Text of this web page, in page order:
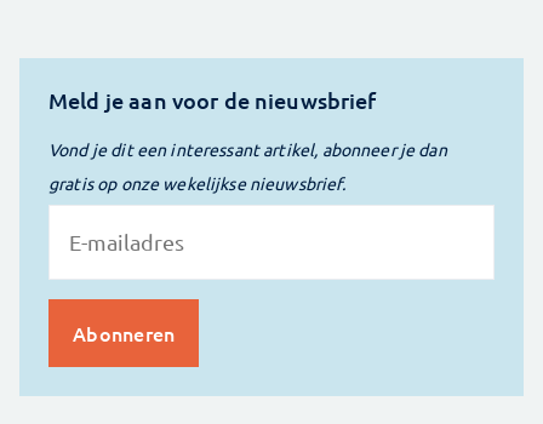
Meld je aan voor de nieuwsbrief
Vond je dit een interessant artikel, abonneer je dan
gratis op onze wekelijkse nieuwsbrief.